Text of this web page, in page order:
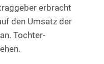
erbracht
den Umsatz der
Tochter-